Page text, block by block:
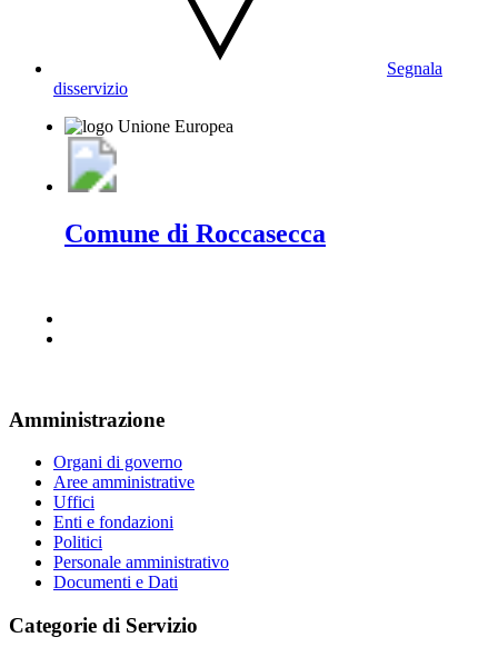
Segnala
disservizio
Comune di Roccasecca
Amministrazione
Organi di governo
Aree amministrative
Uffici
Enti e fondazioni
Politici
Personale amministrativo
Documenti e Dati
Categorie di Servizio